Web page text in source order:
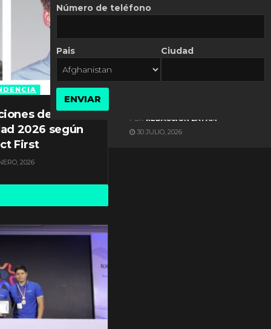
de
2026 según
First
2026
ES NOTICIA
POR REDACCIÓN LATAM
30 JULIO, 2026
Número de teléfono
Pais Ciudad
ENVIAR